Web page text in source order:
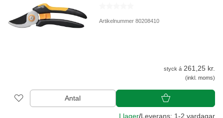
Artikelnummer 80208410
styck á 261,25 kr.
(inkl. moms)
Antal
I lager/Leverans: 1-2 vardagar